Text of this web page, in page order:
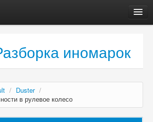
/ Duster /
в рулевое колесо